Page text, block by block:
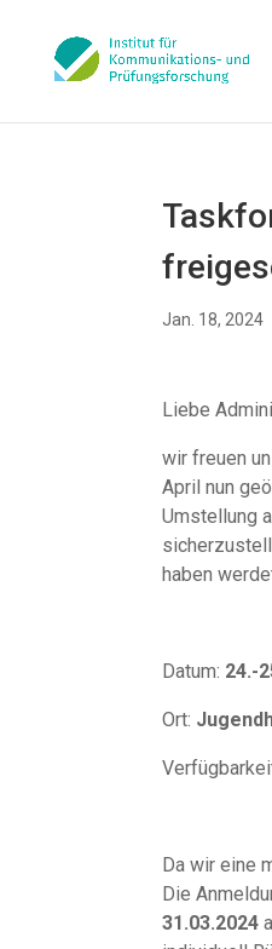
Jan. 18, 2024
Liebe
wir freuen
April nun
Umstellung
haben
Datum: 24.-
Ort:
Da wir eine
Die
31.03.2024